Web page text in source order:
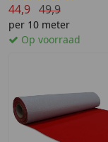
44,9 49,9
per 10 meter
Op voorraad